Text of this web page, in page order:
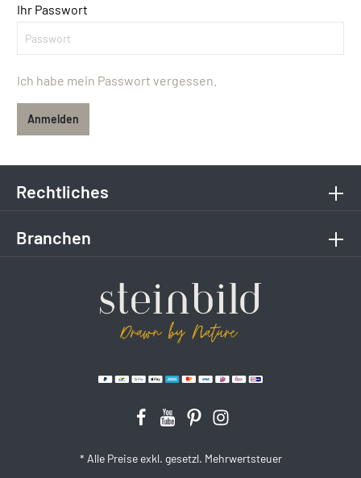
Ihr Passwort
Ich habe mein Passwort vergessen.
Anmelden
Rechtliches
Branchen
* Alle Preise exkl. gesetzl. Mehrwertsteuer